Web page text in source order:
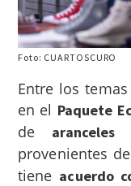
Foto: CUARTOSCURO
Entre los
en el Paquete
de aranceles
provenientes
tiene acuerdo